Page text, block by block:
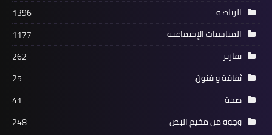
أخبار المخيمات
خاص : من يتحمل مسؤولية توقف أعمال
البنى التحتية في "الرشيدية" ؟
الرياضة
1396
المناسبات الإجتماعية
1177
تقارير
262
ثفافة و فنون
25
صحة
41
وجوه من مخيم البص
248